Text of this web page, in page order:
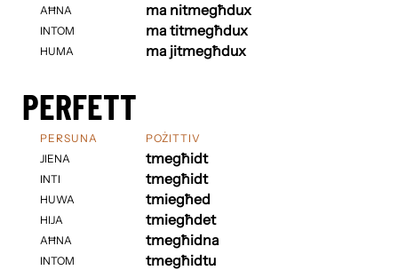
AĦNA
INTOM
HUMA
ma nitmegħdux
ma titmegħdux
ma jitmegħdux
PERFETT
PERSUNA
JIENA
INTI
HUWA
HIJA
AĦNA
INTOM
POŻITTIV
tmegħidt
tmegħidt
tmiegħed
tmiegħdet
tmegħidna
tmegħidtu